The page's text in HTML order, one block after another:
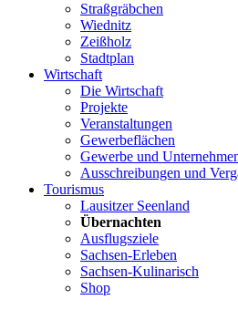
Straßgräbchen
Wiednitz
Zeißholz
Stadtplan
Wirtschaft
Die Wirtschaft
Projekte
Veranstaltungen
Gewerbeflächen
Gewerbe und
Ausschreibungen und
Tourismus
Lausitzer Seenland
Übernachten
Ausflugsziele
Sachsen-Erleben
Sachsen-Kulinarisch
Shop